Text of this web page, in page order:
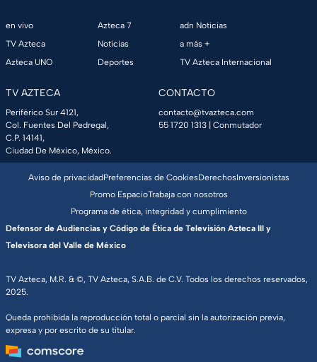
en vivo
TV Azteca
Azteca UNO
Azteca 7
Noticias
Deportes
adn Noticias
a más +
TV Azteca Internacional
TV AZTECA
Periférico Sur 4121,
Col. Fuentes Del Pedregal,
C.P. 14141,
Ciudad De México, México.
CONTACTO
contacto@tvazteca.com
55 1720 1313 | Conmutador
TV Azteca, M.R. & ©, TV Azteca, S.A.B. de C.V. Todos los derechos reservados,
2025.
Queda prohibida la reproducción total o parcial sin la autorización previa,
expresa y por escrito de su titular.
Aviso de privacidadPreferencias de CookiesDerechosInversionistas
Promo EspacioTrabaja con nosotros
Programa de ética, integridad y cumplimiento
Defensor de Audiencias y Código de Ética de Televisión Azteca III y
Televisora del Valle de México